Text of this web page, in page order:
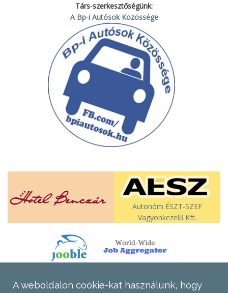
Társ-szerkesztőségünk:
A Bp-i Autósok Közössége
Autonóm ÉSZT-SZEF
Vagyonkezelő Kft.
A weboldalon cookie-kat használunk, hogy